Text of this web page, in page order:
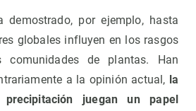
demostrado, por ejemplo, hasta
globales influyen en los rasgos
comunidades de plantas. Han
a la opinión actual, la
juegan un papel